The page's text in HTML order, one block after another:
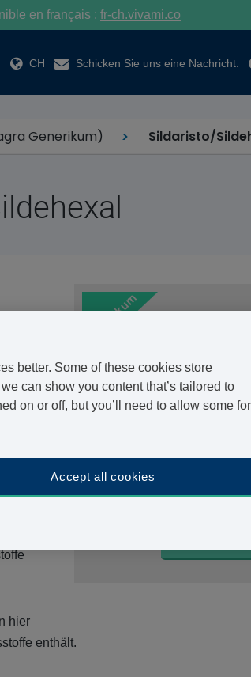
en français : fr-ch.vivami.co
CH Schicken Sie uns eine Nachricht:
Generikum) Sildaristo/
25 mg 4
hier
enthält.
better. Some of these cookies store
can show you content that’s tailored to
on or off, but you’ll need to allow some for
Accept all cookies